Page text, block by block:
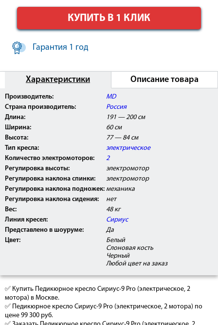
КУПИТЬ В 1 КЛИК
Гарантия 1 год
Характеристики Описание товара
Производитель:
MD
Страна производитель:
Россия
Длина:
191 — 200 см
Ширина:
60 см
Высота:
77 — 84 см
Тип кресла:
электрическое
Количество электромоторов:
2
Регулировка высоты:
электромотор
Регулировка наклона спинки:
электромотор
Регулировка наклона подножек: механика
Регулировка наклона сидения:
нет
Вес:
48 кг
Линия кресел:
Сириус
Представлено в шоуруме:
Да
Цвет:
Белый
Слоновая кость
Черный
Любой цвет на заказ
Педикюрное кресло Сириус-09 Pro представлено в
нашем демонстрационном зале и с ним можно
ознакомиться более подробно.
✅ Купить Педикюрное кресло Сириус-9 Pro (электрическое, 2
мотора) в Москве.
✅ Педикюрное кресло Сириус-9 Pro (электрическое, 2 мотора) по
цене 99 300 руб.